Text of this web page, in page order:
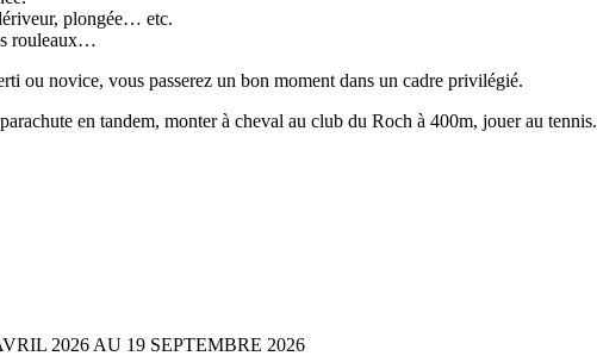
plongée… etc.
rouleaux…
ou novice, vous passerez un bon moment dans un cadre privilégié.
en tandem, monter à cheval au club du Roch à 400m, jouer au tennis.
2026 AU 19 SEPTEMBRE 2026